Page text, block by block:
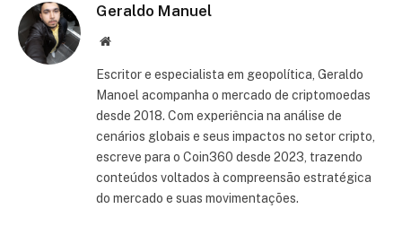
Geraldo Manuel
Site
Escritor e especialista em geopolítica, Geraldo
Manoel acompanha o mercado de criptomoedas
desde 2018. Com experiência na análise de
cenários globais e seus impactos no setor cripto,
escreve para o Coin360 desde 2023, trazendo
conteúdos voltados à compreensão estratégica
do mercado e suas movimentações.